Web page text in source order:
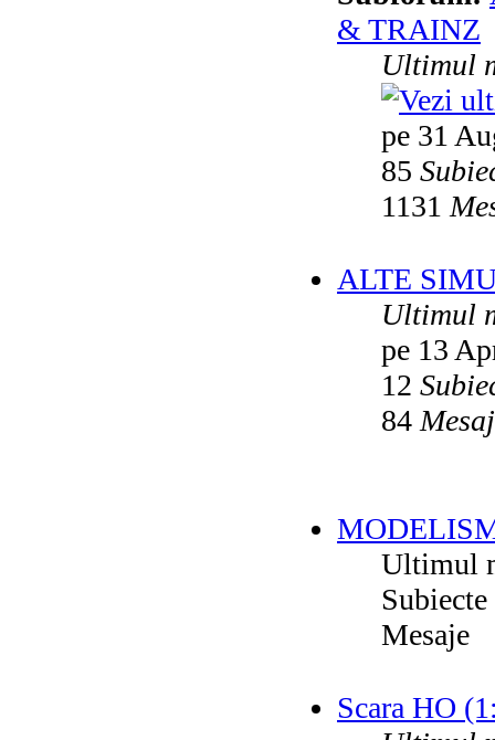
& TRAINZ
Ultimul
pe 31
85
1131
ALTE
Ultimul
pe 13
12
84
Ultimul
Subiecte
Mesaje
Scara HO